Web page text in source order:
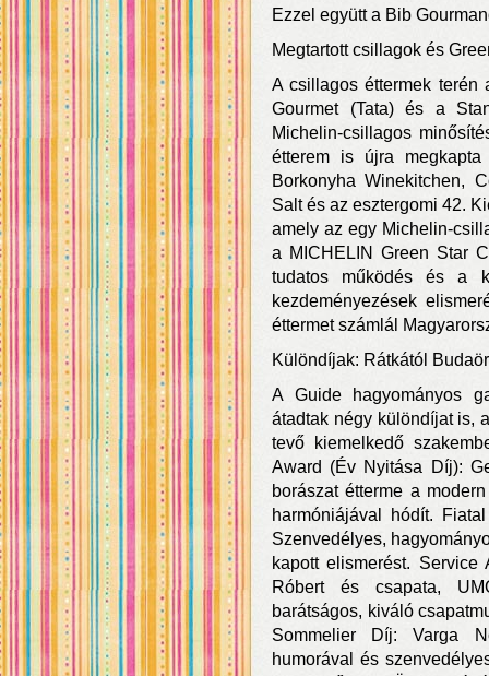
Ezzel együtt a Bib
Megtartott csillagok és
A csillagos éttermek terén
Gourmet (Tata) és a
Michelin-csillagos
étterem is újra
Borkonyha Winekitchen,
Salt és az esztergomi 42.
amely az egy Michelin-
a MICHELIN Green Star
tudatos működés és a
kezdeményezések
éttermet számlál
Különdíjak: Rátkától
A Guide hagyományos
átadtak négy különdíjat is,
tevő kiemelkedő
Award (Év Nyitása Díj):
borászat étterme a
harmóniájával hódít.
Szenvedélyes,
kapott elismerést.
Róbert és csapata,
barátságos, kiváló
Sommelier Díj: Varga
humorával és